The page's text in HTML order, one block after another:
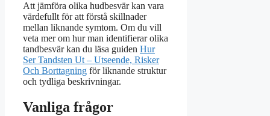
Att jämföra olika hudbesvär kan vara
värdefullt för att förstå skillnader
mellan liknande symtom. Om du vill
veta mer om hur man identifierar olika
tandbesvär kan du läsa guiden Hur
Ser Tandsten Ut – Utseende, Risker
Och Borttagning för liknande struktur
och tydliga beskrivningar.
Vanliga frågor